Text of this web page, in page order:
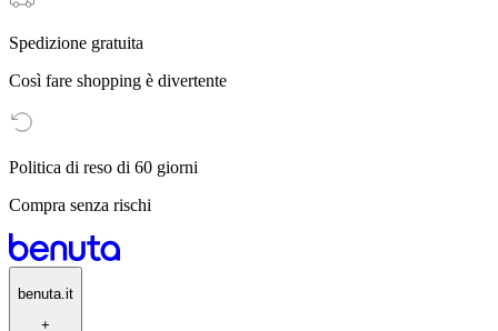
Spedizione gratuita
Così fare shopping è divertente
Politica di reso di 60 giorni
Compra senza rischi
benuta.it
+